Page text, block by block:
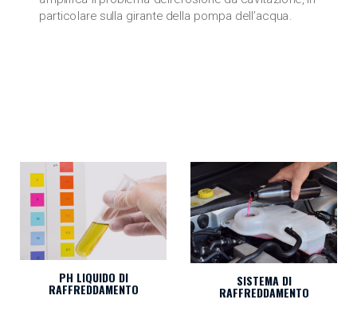
particolare sulla girante della pompa dell’acqua.
PH LIQUIDO DI
RAFFREDDAMENTO
SISTEMA DI
RAFFREDDAMENTO